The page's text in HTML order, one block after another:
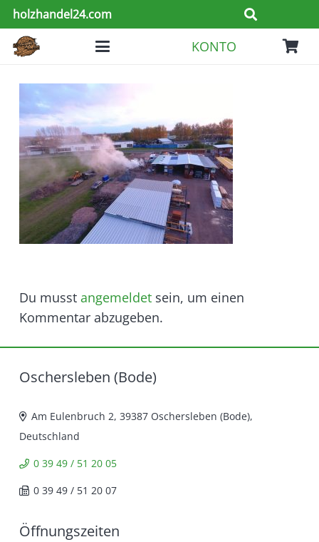
holzhandel24.com
KONTO
Du musst angemeldet sein, um einen
Kommentar abzugeben.
Oschersleben (Bode)
Am Eulenbruch 2, 39387 Oschersleben (Bode),
Deutschland
0 39 49 / 51 20 05
0 39 49 / 51 20 07
Öffnungszeiten